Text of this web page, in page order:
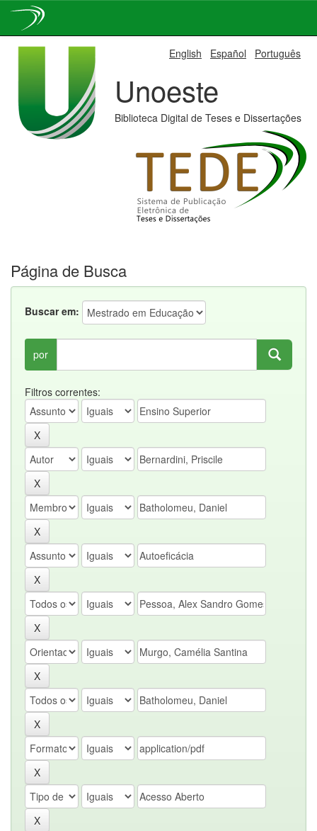
English Español Português
Unoeste
Biblioteca Digital de Teses e Dissertações
Página de Busca
Buscar em:
por
Filtros correntes: